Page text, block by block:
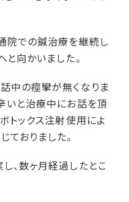
院での鍼治療を継続し
向かいました。
中の痙攣が無くなりま
いと治療中にお話を頂
トックス注射使用によ
ておりました。
、数ヶ月経過したとこ